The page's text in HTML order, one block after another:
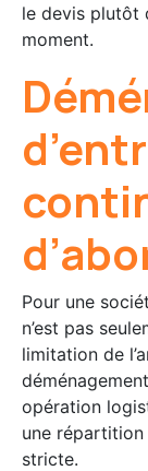
le devis plutôt
moment.
Pour une
n’est pas
limitation de
opération
une
stricte.